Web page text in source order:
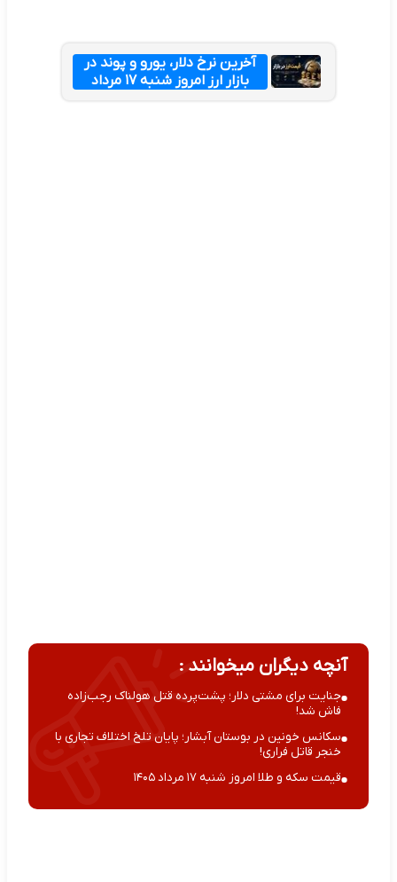
آخرین نرخ دلار، یورو و پوند در
بازار ارز امروز شنبه ۱۷ مرداد
آنچه دیگران میخوانند :
جنایت برای مشتی دلار؛ پشت‌پرده قتل هولناک رجب‌زاده
فاش شد!
سکانس خونین در بوستان آبشار؛ پایان تلخ اختلاف تجاری با
خنجر قاتل فراری!
قیمت سکه و طلا امروز شنبه ۱۷ مرداد ۱۴۰۵